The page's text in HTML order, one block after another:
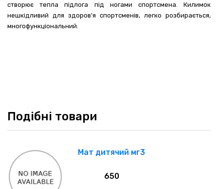
створює тепла підлога під ногами спортсмена. Килимок
нешкідливий для здоров'я спортсменів, легко розбирається,
многофункціональний.
Подібні товари
Мат дитячий мг3
650